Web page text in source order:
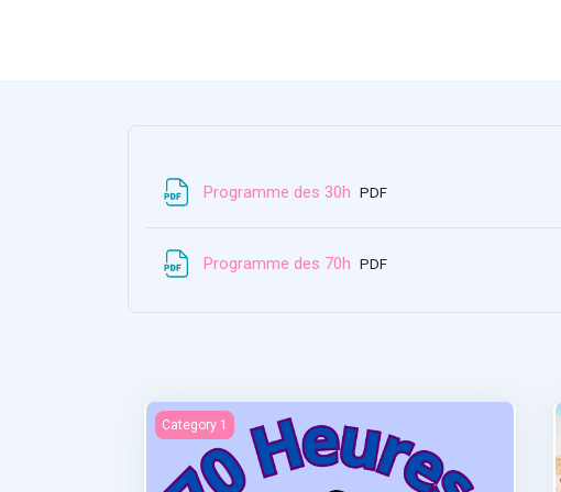
Programme des 30h 파일
PDF
Programme des 70h 파일
PDF
Statistiques et recherches
Category 1